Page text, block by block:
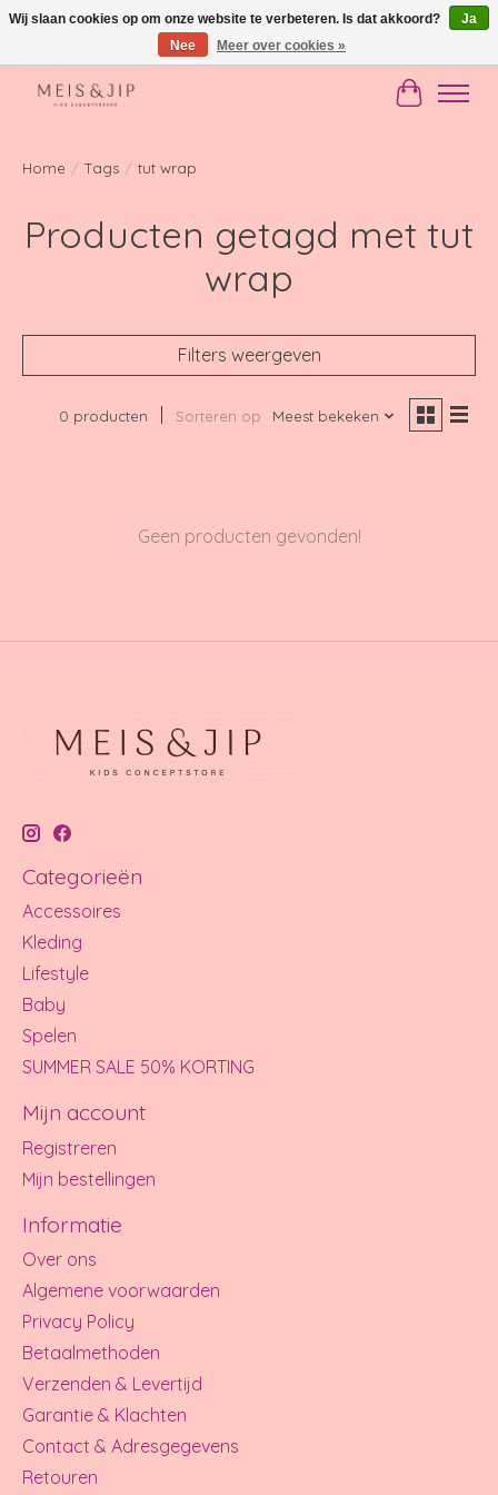
Gratis verzending in NL vanaf €150
Home / Tags / tut wrap
Producten getagd met tut
wrap
Filters weergeven
0 producten Sorteren op Meest bekeken
Geen producten gevonden!
Categorieën
Accessoires
Kleding
Lifestyle
Baby
Spelen
SUMMER SALE 50% KORTING
Mijn account
Registreren
Mijn bestellingen
Informatie
Over ons
Algemene voorwaarden
Privacy Policy
Betaalmethoden
Verzenden & Levertijd
Garantie & Klachten
Contact & Adresgegevens
Retouren
Wij slaan cookies op om onze website te verbeteren. Is dat akkoord?
Ja
Nee
Meer over cookies »